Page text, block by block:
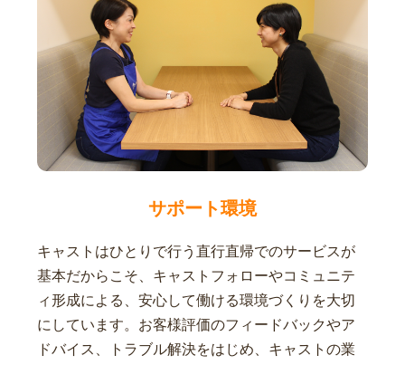
サポート環境
キャストはひとりで行う直行直帰でのサービスが
基本だからこそ、キャストフォローやコミュニテ
ィ形成による、安心して働ける環境づくりを大切
にしています。お客様評価のフィードバックやア
ドバイス、トラブル解決をはじめ、キャストの業